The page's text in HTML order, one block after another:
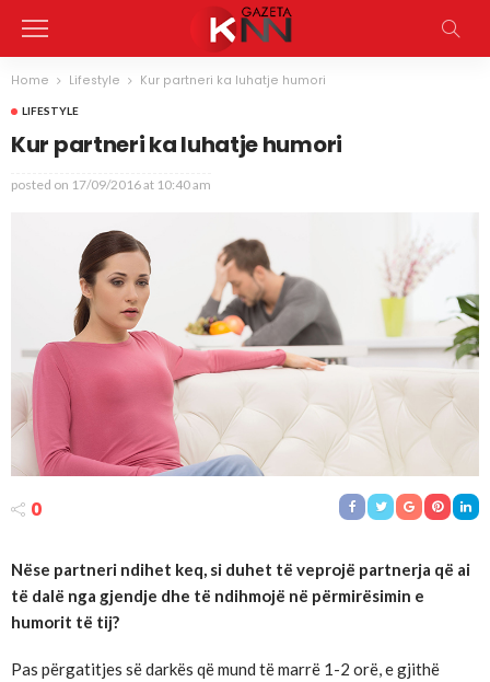
Home Lifestyle Kur partneri ka luhatje humori
LIFESTYLE
Kur partneri ka luhatje humori
posted on 17/09/2016 at 10:40 am
0
Nëse partneri ndihet keq, si duhet të veprojë partnerja që ai
të dalë nga gjendje dhe të ndihmojë në përmirësimin e
humorit të tij?
Pas përgatitjes së darkës që mund të marrë 1-2 orë, e gjithë